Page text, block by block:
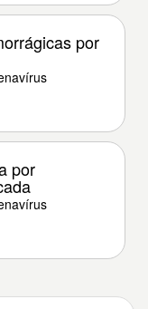
por
por